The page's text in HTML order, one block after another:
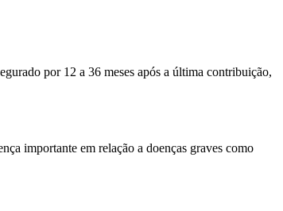
por 12 a 36 meses após a última contribuição,
importante em relação a doenças graves como